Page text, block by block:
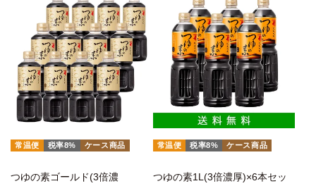
常温便 税率8% ケース商品
つゆの素ゴールド(3倍濃
常温便 税率8% ケース商品
つゆの素1L(3倍濃厚)×6本セッ